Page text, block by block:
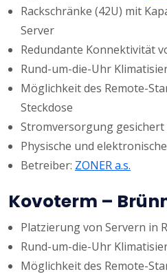
Rackschränke (42U) mit
Server
Redundante Konnektivität
Rund-um-die-Uhr
Möglichkeit des Remote-
Steckdose
Stromversorgung gesichert
Physische und
Betreiber: ZONER a.s.
Kovoterm –
Platzierung von Servern in
Rund-um-die-Uhr
Möglichkeit des Remote-